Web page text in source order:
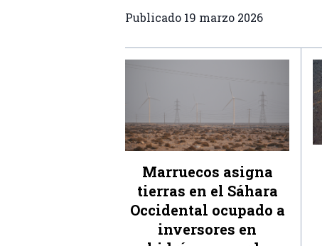
Publicado 19 marzo 2026
Marruecos asigna
tierras en el Sáhara
Occidental ocupado a
inversores en